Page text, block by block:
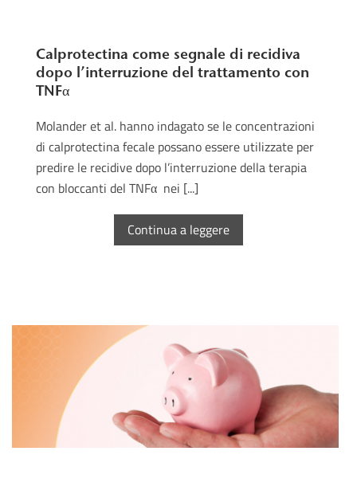
Calprotectina come segnale di recidiva
dopo l’interruzione del trattamento con
TNFα
Molander et al. hanno indagato se le concentrazioni
di calprotectina fecale possano essere utilizzate per
predire le recidive dopo l’interruzione della terapia
con bloccanti del TNFα nei [...]
Continua a leggere